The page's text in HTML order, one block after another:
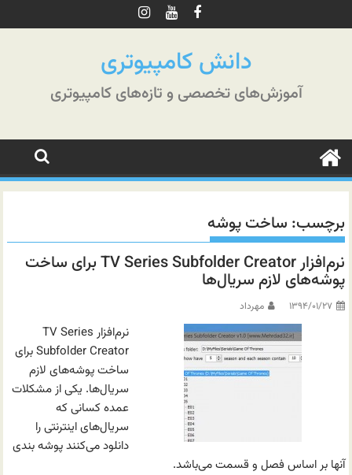
به
دانش کامپیوتری
آموزش‌های تخصصی و تازه‌های کامپیوتری
برچسب: ساخت پوشه
نرم‌افزار TV Series Subfolder Creator برای ساخت
پوشه‌های لازم سریال‌ها
۱۳۹۴/۰۱/۲۷ مهرداد
نرم‌افزار TV Series
Subfolder Creator برای
ساخت پوشه‌های لازم
سریال‌ها. یکی از مشکلات
عمده کسانی که
سریال‌های اینترنتی را
دانلود می‌کنند پوشه بندی
آنها بر اساس فصل و قسمت می‌باشد.